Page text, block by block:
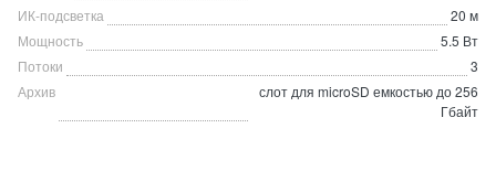
ИК-подсветка
20 м
Мощность
5.5 Вт
Потоки
3
Архив
слот для microSD емкостью до 256
Гбайт